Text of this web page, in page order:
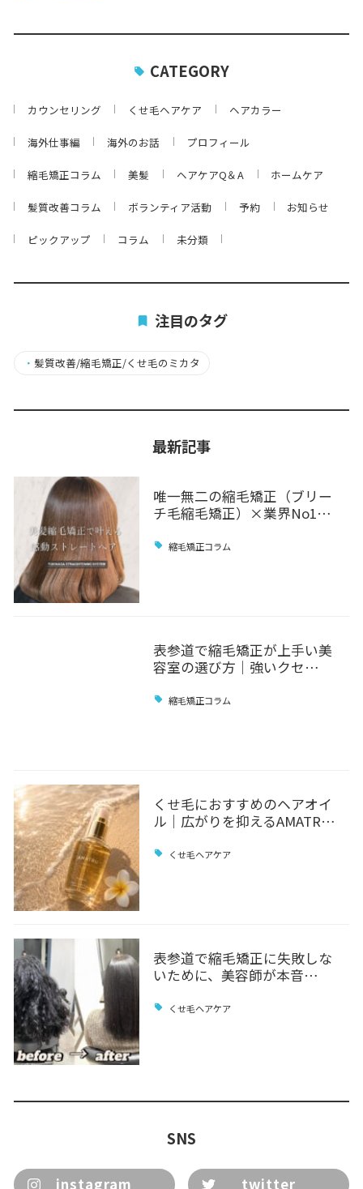
CATEGORY
カウンセリング くせ毛ヘアケア ヘアカラー
海外仕事編 海外のお話 プロフィール
縮毛矯正コラム 美髪 ヘアケアQ＆A ホームケア
髪質改善コラム ボランティア活動 予約 お知らせ
ピックアップ コラム 未分類
注目のタグ
・ 髪質改善/縮毛矯正/くせ毛のミカタ
最新記事
唯一無二の縮毛矯正（ブリー
チ毛縮毛矯正）×業界No1…
縮毛矯正コラム
表参道で縮毛矯正が上手い美
容室の選び方｜強いクセ…
縮毛矯正コラム
くせ毛におすすめのヘアオイ
ル｜広がりを抑えるAMATR…
くせ毛ヘアケア
表参道で縮毛矯正に失敗しな
いために、美容師が本音…
くせ毛ヘアケア
SNS
instagram twitter